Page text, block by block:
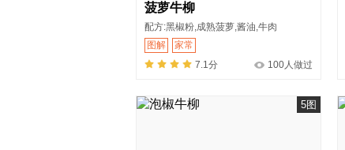
菠萝牛柳
配方:黑椒粉,成熟菠萝,酱油,牛肉
图解
家常
7.1分
100人做过
5图